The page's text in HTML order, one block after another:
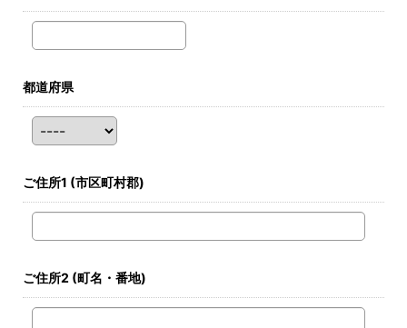
都道府県
ご住所1 (市区町村郡)
ご住所2 (町名・番地)